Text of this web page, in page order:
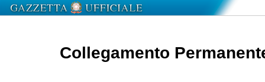
Collegamento